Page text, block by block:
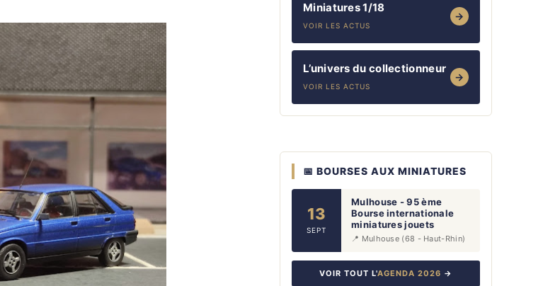
Miniatures 1/18
VOIR LES ACTUS
→
L’univers du collectionneur
VOIR LES ACTUS
→
📅 BOURSES AUX MINIATURES
13
SEPT
Mulhouse - 95 ème
Bourse internationale
miniatures jouets
📍 Mulhouse (68 - Haut-Rhin)
VOIR TOUT L'AGENDA 2026 →